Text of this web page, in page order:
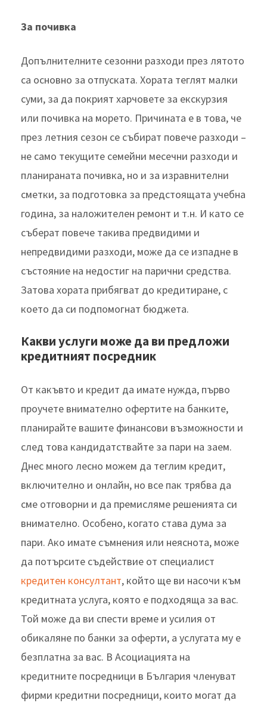
За почивка
Допълнителните сезонни разходи през лятото
са основно за отпуската. Хората теглят малки
суми, за да покрият харчовете за екскурзия
или почивка на морето. Причината е в това, че
през летния сезон се събират повече разходи –
не само текущите семейни месечни разходи и
планираната почивка, но и за изравнителни
сметки, за подготовка за предстоящата учебна
година, за наложителен ремонт и т.н. И като се
съберат повече такива предвидими и
непредвидими разходи, може да се изпадне в
състояние на недостиг на парични средства.
Затова хората прибягват до кредитиране, с
което да си подпомогнат бюджета.
Какви услуги може да ви предложи
кредитният посредник
От какъвто и кредит да имате нужда, първо
проучете внимателно офертите на банките,
планирайте вашите финансови възможности и
след това кандидатствайте за пари на заем.
Днес много лесно можем да теглим кредит,
включително и онлайн, но все пак трябва да
сме отговорни и да премисляме решенията си
внимателно. Особено, когато става дума за
пари. Ако имате съмнения или неяснота, може
да потърсите съдействие от специалист
кредитен консултант, който ще ви насочи към
кредитната услуга, която е подходяща за вас.
Той може да ви спести време и усилия от
обикаляне по банки за оферти, а услугата му е
безплатна за вас. В Асоциацията на
кредитните посредници в България членуват
фирми кредитни посредници, които могат да